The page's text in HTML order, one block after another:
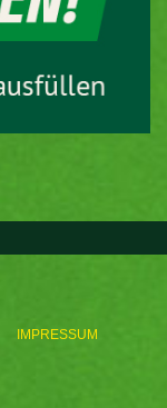
IMPRESSUM